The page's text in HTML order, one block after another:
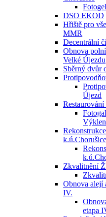
DSO EKOD
Hřiště pro
MMR
Decentrální
Obnova
Velké Újezdu
Sběrný dvůr
Újezd
k.ú.Chorušice
Zkvalitnění
Obnova alejí
IV.
etapa